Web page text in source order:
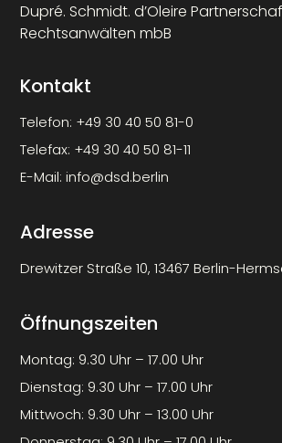
Dupré. Schmidt. d’Oleire
Rechtsanwälten mbB
Kontakt
Telefon: +49 30 40 50 81-0
Telefax: +49 30 40 50 81-11
E-Mail:info@dsd.berlin
Adresse
Drewitzer Straße 10, 13467 Berlin-
Öffnungszeiten
Montag: 9.30 Uhr – 17.00 Uhr
Dienstag: 9.30 Uhr – 17.00 Uhr
Mittwoch: 9.30 Uhr – 13.00 Uhr